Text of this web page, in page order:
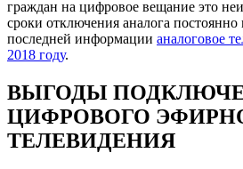
граждан на цифровое вещание это
сроки отключения аналога постоянно
последней информации аналоговое
2018 году.
ВЫГОДЫ
ЦИФРОВОГО
ТЕЛЕВИДЕНИЯ